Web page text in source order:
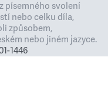
písemného svolení
nebo celku díla,
způsobem,
nebo jiném jazyce.
1446